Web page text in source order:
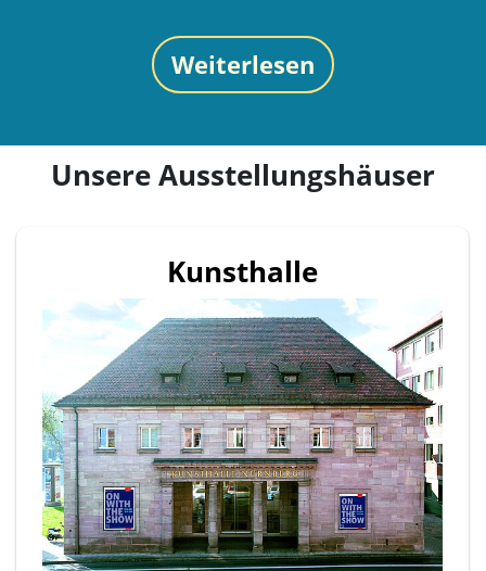
Weiterlesen
Unsere Ausstellungshäuser
Kunsthalle